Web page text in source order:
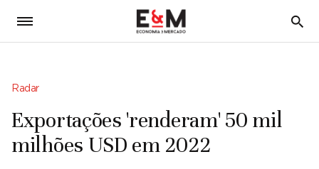
5
Radar
Exportações 'renderam' 50 mil
milhões USD em 2022